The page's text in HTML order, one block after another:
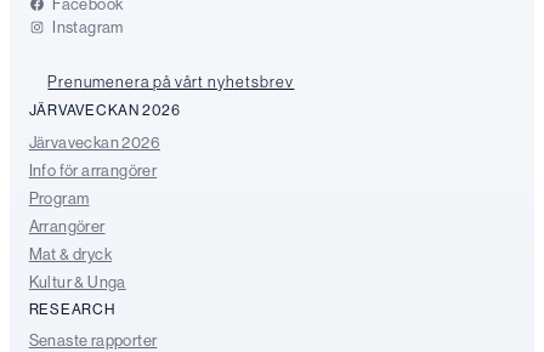
Facebook
Instagram
Prenumenera på vårt nyhetsbrev
JÄRVAVECKAN 2026
Järvaveckan 2026
Info för arrangörer
Program
Arrangörer
Mat & dryck
Kultur & Unga
RESEARCH
Senaste rapporter